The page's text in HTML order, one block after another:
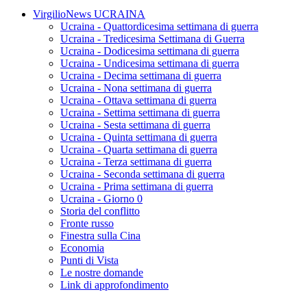
VirgilioNews UCRAINA
Ucraina - Quattordicesima settimana di guerra
Ucraina - Tredicesima Settimana di Guerra
Ucraina - Dodicesima settimana di guerra
Ucraina - Undicesima settimana di guerra
Ucraina - Decima settimana di guerra
Ucraina - Nona settimana di guerra
Ucraina - Ottava settimana di guerra
Ucraina - Settima settimana di guerra
Ucraina - Sesta settimana di guerra
Ucraina - Quinta settimana di guerra
Ucraina - Quarta settimana di guerra
Ucraina - Terza settimana di guerra
Ucraina - Seconda settimana di guerra
Ucraina - Prima settimana di guerra
Ucraina - Giorno 0
Storia del conflitto
Fronte russo
Finestra sulla Cina
Economia
Punti di Vista
Le nostre domande
Link di approfondimento